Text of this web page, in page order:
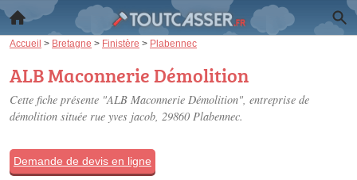
Accueil > Bretagne > Finistère > Plabennec
ALB Maconnerie Démolition
Cette fiche présente "ALB Maconnerie Démolition", entreprise de
démolition située rue yves jacob, 29860 Plabennec.
Demande de devis en ligne